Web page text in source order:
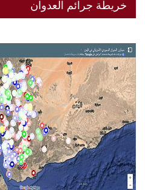
خريطة جرائم العدوان